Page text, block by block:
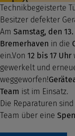
Technikbegeisterte
Besitzer defekter
Am Samstag, den
Bremerhaven in die
ein.Von 12 bis 17 Uhr
gewerkelt und
weggeworfen!
Team ist im Einsatz.
Die Reparaturen sind
Team über eine